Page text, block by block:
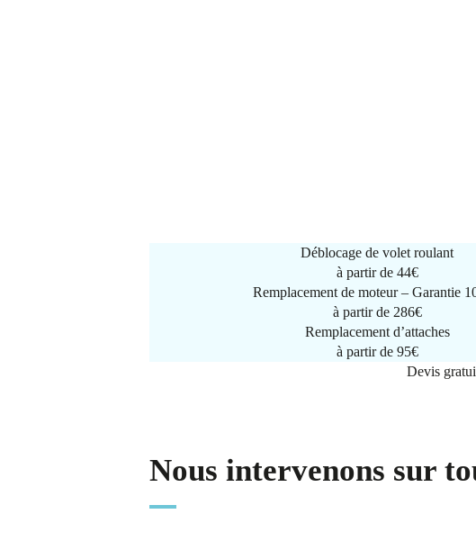
Déblocage de volet roulant
à partir de 44€
Remplacement de moteur – Garantie
à partir de 286€
Remplacement d’attaches
à partir de 95€
Devis
Nous intervenons sur